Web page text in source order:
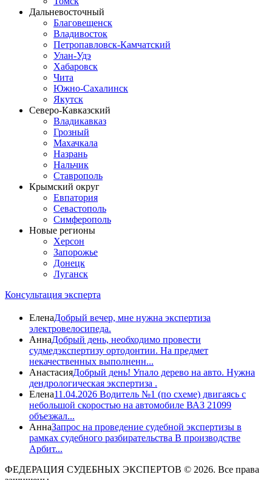
Дальневосточный
Благовещенск
Владивосток
Петропавловск-Камчатский
Улан-Удэ
Хабаровск
Чита
Южно-Сахалинск
Якутск
Северо-Кавказский
Владикавказ
Грозный
Махачкала
Назрань
Нальчик
Ставрополь
Крымский округ
Евпатория
Севастополь
Симферополь
Новые регионы
Херсон
Запорожье
Донецк
Луганск
Консультация эксперта
ЕленаДобрый вечер, мне нужна экспертиза
электровелосипеда.
АннаДобрый день, необходимо провести
судмедэкспертизу ортодонтии. На предмет
некачественных выполненн...
АнастасияДобрый день! Упало дерево на авто. Нужна
дендрологическая экспертиза .
Елена11.04.2026 Водитель №1 (по схеме) двигаясь с
небольшой скоростью на автомобиле ВАЗ 21099
объезжал...
АннаЗапрос на проведение судебной экспертизы в
рамках судебного разбирательства В производстве
Арбит...
ФЕДЕРАЦИЯ СУДЕБНЫХ ЭКСПЕРТОВ © 2026. Все права